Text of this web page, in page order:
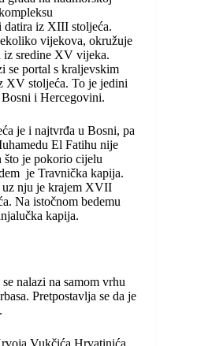
datira iz XIII stoljeća.
vijekova, okružuje
iz sredine XV vijeka.
se portal s kraljevskim
XV stoljeća. To je jedini
i Hercegovini.
je i najtvrđa u Bosni, pa
El Fatihu nije
što je pokorio cijelu
je Travnička kapija.
uz nju je krajem XVII
Na istočnom bedemu
kapija.
nalazi na samom vrhu
Pretpostavlja se da je